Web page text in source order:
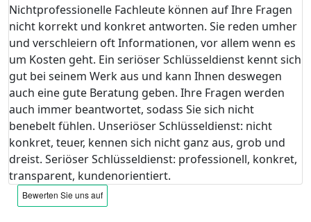
Nichtprofessionelle Fachleute können auf Ihre Fragen
nicht korrekt und konkret antworten. Sie reden umher
und verschleiern oft Informationen, vor allem wenn es
um Kosten geht. Ein seriöser Schlüsseldienst kennt sich
gut bei seinem Werk aus und kann Ihnen deswegen
auch eine gute Beratung geben. Ihre Fragen werden
auch immer beantwortet, sodass Sie sich nicht
benebelt fühlen. Unseriöser Schlüsseldienst: nicht
konkret, teuer, kennen sich nicht ganz aus, grob und
dreist. Seriöser Schlüsseldienst: professionell, konkret,
transparent, kundenorientiert.